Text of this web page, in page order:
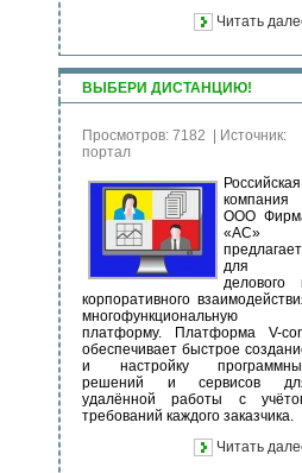
Читать
ВЫБЕРИ ДИСТАНЦИЮ!
Просмотров: 7182
Источник:
портал
Российская
компания
ООО
«АС»
предлагает
для
делового
корпоративного
многофункциональную
платформу. Платформа V-
обеспечивает быстрое
и настройку
решений и сервисов
удалённой работы с
требований каждого заказчика.
Читать